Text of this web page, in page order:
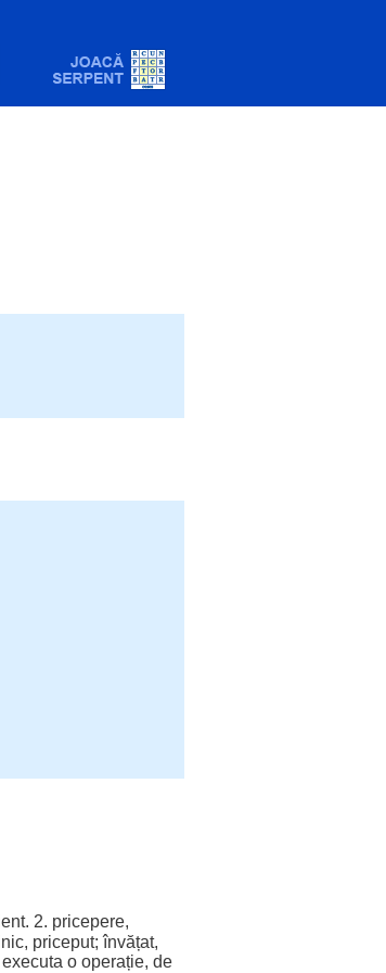
. 2. pricepere,
priceput; învățat,
executa o operație, de